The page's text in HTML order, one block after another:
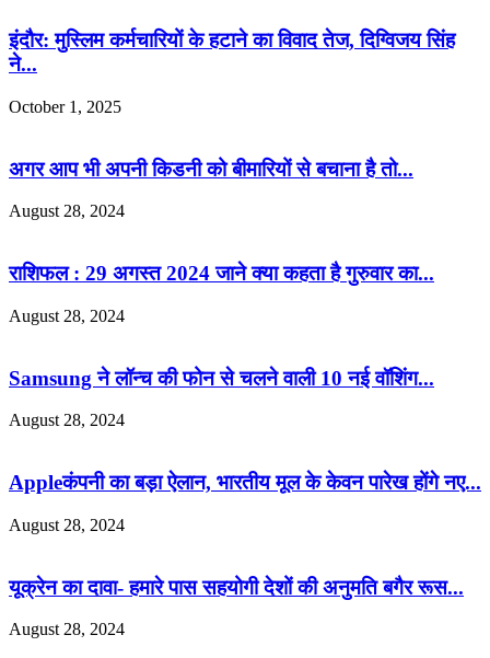
इंदौर: मुस्लिम कर्मचारियों के हटाने का विवाद तेज, दिग्विजय सिंह
ने...
October 1, 2025
अगर आप भी अपनी किडनी को बीमारियों से बचाना है तो...
August 28, 2024
राशिफल : 29 अगस्त 2024 जाने क्या कहता है गुरुवार का...
August 28, 2024
Samsung ने लॉन्च की फोन से चलने वाली 10 नई वॉशिंग...
August 28, 2024
Appleकंपनी का बड़ा ऐलान, भारतीय मूल के केवन पारेख होंगे नए...
August 28, 2024
यूक्रेन का दावा- हमारे पास सहयोगी देशों की अनुमति बगैर रूस...
August 28, 2024